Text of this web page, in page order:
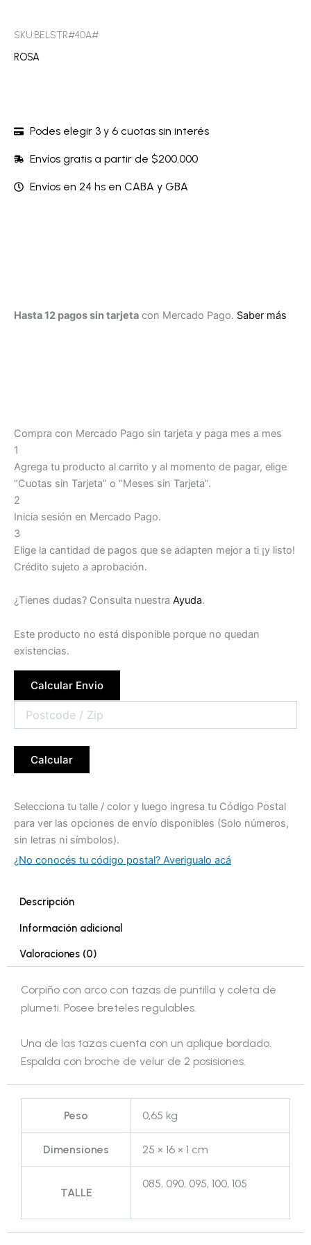
SKU:BELSTR#40A#
ROSA
Podes elegir 3 y 6 cuotas sin interés
Envíos gratis a partir de $200.000
Envíos en 24 hs en CABA y GBA
Hasta 12 pagos sin tarjeta con Mercado Pago. Saber más
Compra con Mercado Pago sin tarjeta y paga mes a mes
1
Agrega tu producto al carrito y al momento de pagar, elige
“Cuotas sin Tarjeta” o “Meses sin Tarjeta”.
2
Inicia sesión en Mercado Pago.
3
Elige la cantidad de pagos que se adapten mejor a ti ¡y listo!
Crédito sujeto a aprobación.
¿Tienes dudas? Consulta nuestra Ayuda.
Este producto no está disponible porque no quedan
existencias.
Calcular Envio
Calcular
Selecciona tu talle / color y luego ingresa tu Código Postal
para ver las opciones de envío disponibles (Solo números,
sin letras ni símbolos).
¿No conocés tu código postal? Averigualo acá
Descripción
Información adicional
Valoraciones (0)
Corpiño con arco con tazas de puntilla y coleta de
plumeti. Posee breteles regulables.
Una de las tazas cuenta con un aplique bordado.
Espalda con broche de velur de 2 posisiones.
Peso 0,65 kg
Dimensiones 25 × 16 × 1 cm
TALLE
085, 090, 095, 100, 105